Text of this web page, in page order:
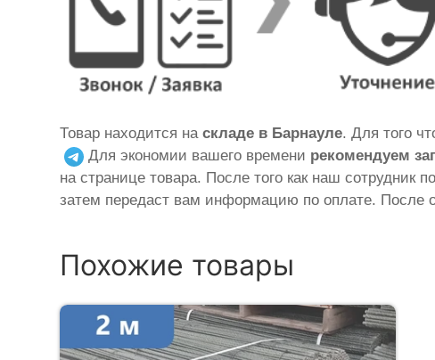
Товар находится наскладе в Барнауле. Для того
Для экономии вашего времени рекомендуем
на странице товара. После того как наш сотрудник
затем передаст вам информацию по оплате. После
Похожие товары